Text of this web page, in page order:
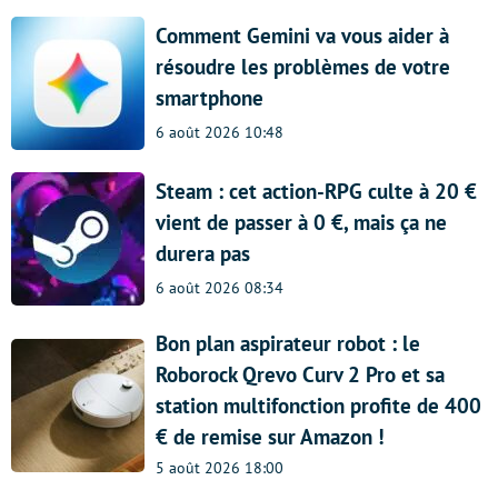
Comment Gemini va vous aider à
résoudre les problèmes de votre
smartphone
6 août 2026 10:48
Steam : cet action-RPG culte à 20 €
vient de passer à 0 €, mais ça ne
durera pas
6 août 2026 08:34
Bon plan aspirateur robot : le
Roborock Qrevo Curv 2 Pro et sa
station multifonction profite de 400
€ de remise sur Amazon !
5 août 2026 18:00